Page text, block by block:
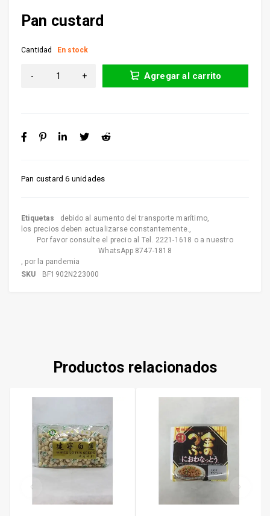
Pan custard
Pan custard 6 unidades
Cantidad En stock
Agregar al carrito
Etiquetas debido al aumento del transporte marítimo,
los precios deben actualizarse constantemente.,
Por favor consulte el precio al Tel. 2221-1618 o a nuestro
WhatsApp 8747-1818
, por la pandemia
SKU
BF1902N223000
Productos relacionados